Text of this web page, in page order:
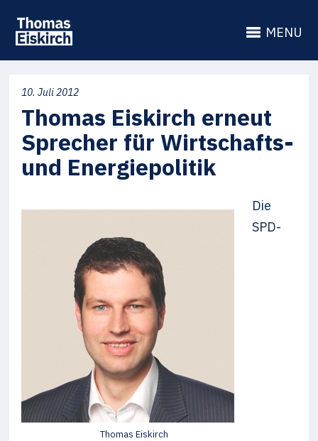
MENU
10. Juli 2012
Thomas Eiskirch erneut
Sprecher für Wirtschafts-
und Energiepolitik
Thomas Eiskirch
Die
SPD-